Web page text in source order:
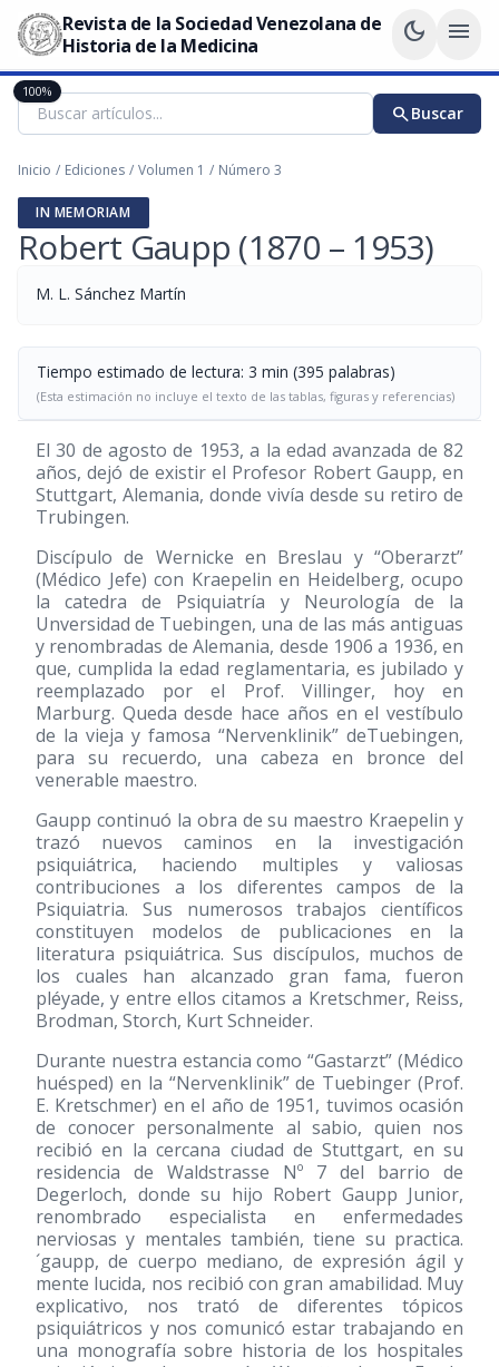
Revista de la Sociedad Venezolana de
Historia de la Medicina
dark_mode menu
searchBuscar
Inicio / Ediciones / Volumen 1 / Número 3
IN MEMORIAM
Robert Gaupp (1870 – 1953)
M. L. Sánchez Martín
Tiempo estimado de lectura: 3 min (395 palabras)
(Esta estimación no incluye el texto de las tablas, figuras y referencias)
El 30 de agosto de 1953, a la edad avanzada de 82
años, dejó de existir el Profesor Robert Gaupp, en
Stuttgart, Alemania, donde vivía desde su retiro de
Trubingen.
Discípulo de Wernicke en Breslau y “Oberarzt”
(Médico Jefe) con Kraepelin en Heidelberg, ocupo
la catedra de Psiquiatría y Neurología de la
Unversidad de Tuebingen, una de las más antiguas
y renombradas de Alemania, desde 1906 a 1936, en
que, cumplida la edad reglamentaria, es jubilado y
reemplazado por el Prof. Villinger, hoy en
Marburg. Queda desde hace años en el vestíbulo
de la vieja y famosa “Nervenklinik” deTuebingen,
para su recuerdo, una cabeza en bronce del
venerable maestro.
Gaupp continuó la obra de su maestro Kraepelin y
trazó nuevos caminos en la investigación
psiquiátrica, haciendo multiples y valiosas
contribuciones a los diferentes campos de la
Psiquiatria. Sus numerosos trabajos científicos
constituyen modelos de publicaciones en la
literatura psiquiátrica. Sus discípulos, muchos de
los cuales han alcanzado gran fama, fueron
pléyade, y entre ellos citamos a Kretschmer, Reiss,
Brodman, Storch, Kurt Schneider.
Durante nuestra estancia como “Gastarzt” (Médico
huésped) en la “Nervenklinik” de Tuebinger (Prof.
E. Kretschmer) en el año de 1951, tuvimos ocasión
de conocer personalmente al sabio, quien nos
recibió en la cercana ciudad de Stuttgart, en su
residencia de Waldstrasse Nº 7 del barrio de
Degerloch, donde su hijo Robert Gaupp Junior,
renombrado especialista en enfermedades
nerviosas y mentales también, tiene su practica.
´gaupp, de cuerpo mediano, de expresión ágil y
mente lucida, nos recibió con gran amabilidad. Muy
explicativo, nos trató de diferentes tópicos
psiquiátricos y nos comunicó estar trabajando en
una monografía sobre historia de los hospitales
100%